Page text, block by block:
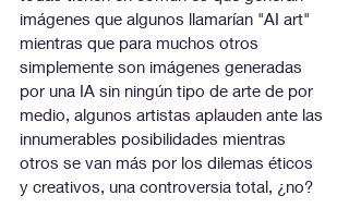
imágenes que algunos llamarían "AI art"
mientras que para muchos otros
simplemente son imágenes generadas
por una IA sin ningún tipo de arte de por
medio, algunos artistas aplauden ante las
innumerables posibilidades mientras
otros se van más por los dilemas éticos
y creativos, una controversia total, ¿no?